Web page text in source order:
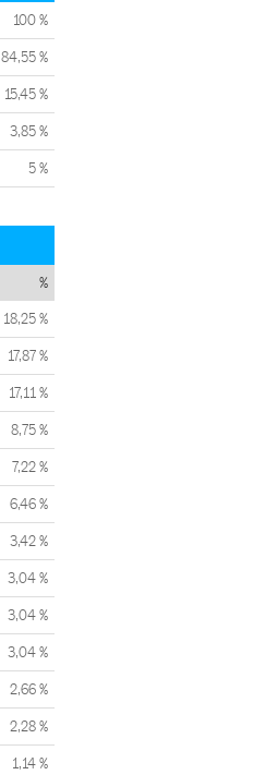
100 %
84,55 %
15,45 %
3,85 %
5 %
%
18,25 %
17,87 %
17,11 %
8,75 %
7,22 %
6,46 %
3,42 %
3,04 %
3,04 %
3,04 %
2,66 %
2,28 %
1,14 %